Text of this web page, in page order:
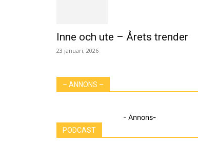
Inne och ute – Årets trender
23 januari, 2026
– ANNONS –
- Annons-
PODCAST